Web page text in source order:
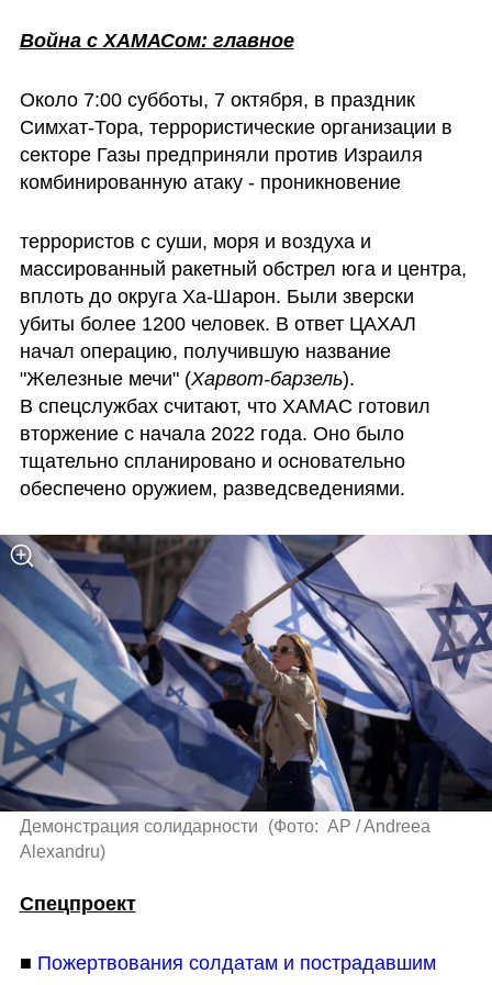
Война с ХАМАСом: главное
Около 7:00 субботы, 7 октября, в праздник
Симхат-Тора, террористические организации в
секторе Газы предприняли против Израиля
комбинированную атаку - проникновение
террористов с суши, моря и воздуха и
массированный ракетный обстрел юга и центра,
вплоть до округа Ха-Шарон. Были зверски
убиты более 1200 человек. В ответ ЦАХАЛ
начал операцию, получившую название
"Железные мечи" (Харвот-барзель).
В спецслужбах считают, что ХАМАС готовил
вторжение с начала 2022 года. Оно было
тщательно спланировано и основательно
обеспечено оружием, разведсведениями.
Демонстрация солидарности (Фото:  AP / Andreea
Alexandru)
Спецпроект
■ Пожертвования солдатам и пострадавшим